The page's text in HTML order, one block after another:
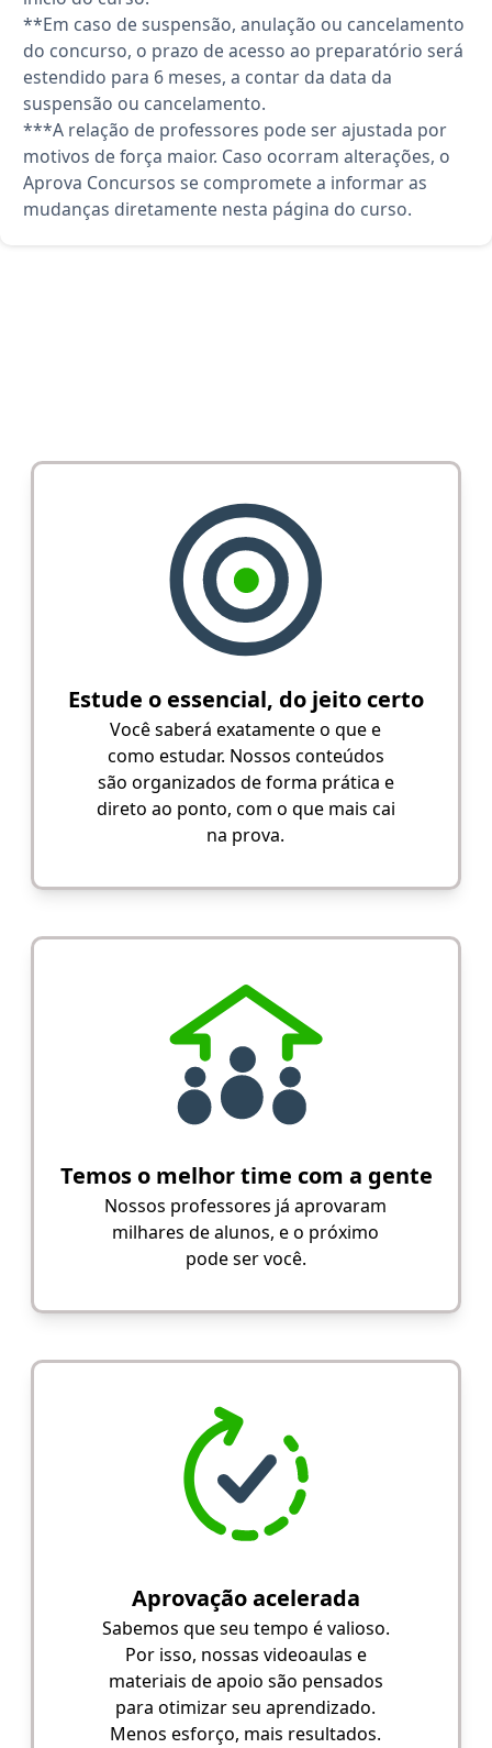
**Em caso de suspensão, anulação ou cancelamento
do concurso, o prazo de acesso ao preparatório será
estendido para 6 meses, a contar da data da
suspensão ou cancelamento.
***A relação de professores pode ser ajustada por
motivos de força maior. Caso ocorram alterações, o
Aprova Concursos se compromete a informar as
mudanças diretamente nesta página do curso.
Estude o essencial, do jeito certo
Você saberá exatamente o que e
como estudar. Nossos conteúdos
são organizados de forma prática e
direto ao ponto, com o que mais cai
na prova.
Temos o melhor time com a gente
Nossos professores já aprovaram
milhares de alunos, e o próximo
pode ser você.
Aprovação acelerada
Sabemos que seu tempo é valioso.
Por isso, nossas videoaulas e
materiais de apoio são pensados
para otimizar seu aprendizado.
Menos esforço, mais resultados.